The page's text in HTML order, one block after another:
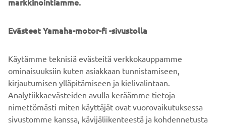
perustamismaksun 0,00 € ja käsittelykulun 0,00 €/kk.
todellinen vuosikorko 0,00 %. Edellyttää hyväksytyn luottopäätöksen
ja kaskovakuutuksen. Palvelun tuottaa Santander Consumer Finance
Oy, Risto Rytin tie 33, 00570 Helsinki. Kampanja voimassa 15.7.2020 asti.
Evästeet Yamaha-motor-fi -sivustolla
Käytämme teknisiä evästeitä verkkokauppamme
ominaisuuksiin kuten asiakkaan tunnistamiseen,
kirjautumisen ylläpitämiseen ja kielivalintaan.
Analytiikkaevästeiden avulla keräämme tietoja
nimettömästi miten käyttäjät ovat vuorovaikutuksessa
sivustomme kanssa, kävijäliikenteestä ja kohdennetusta